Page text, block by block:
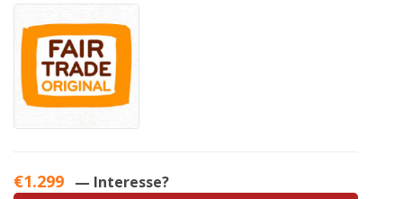
€1.299 — Interesse?